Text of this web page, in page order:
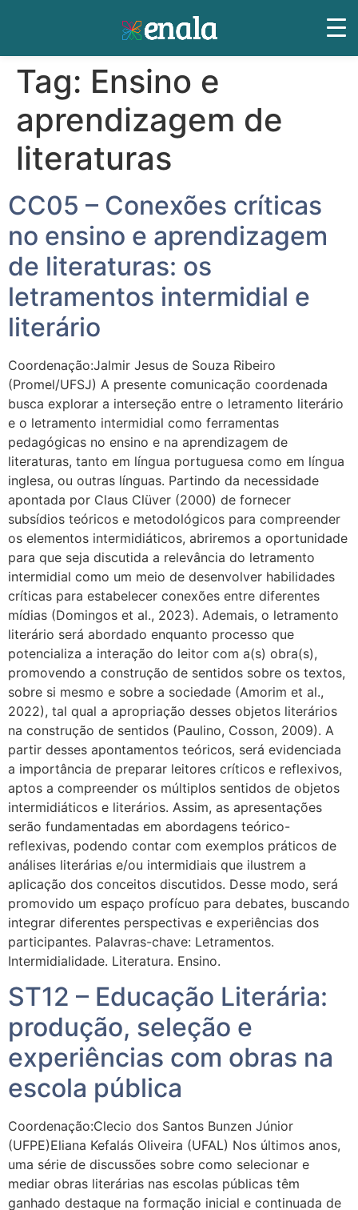
Tag: Ensino e
aprendizagem de
literaturas
CC05 – Conexões críticas
no ensino e aprendizagem
de literaturas: os
letramentos intermidial e
literário
Coordenação:Jalmir Jesus de Souza Ribeiro
(Promel/UFSJ) A presente comunicação coordenada
busca explorar a interseção entre o letramento literário
e o letramento intermidial como ferramentas
pedagógicas no ensino e na aprendizagem de
literaturas, tanto em língua portuguesa como em língua
inglesa, ou outras línguas. Partindo da necessidade
apontada por Claus Clüver (2000) de fornecer
subsídios teóricos e metodológicos para compreender
os elementos intermidiáticos, abriremos a oportunidade
para que seja discutida a relevância do letramento
intermidial como um meio de desenvolver habilidades
críticas para estabelecer conexões entre diferentes
mídias (Domingos et al., 2023). Ademais, o letramento
literário será abordado enquanto processo que
potencializa a interação do leitor com a(s) obra(s),
promovendo a construção de sentidos sobre os textos,
sobre si mesmo e sobre a sociedade (Amorim et al.,
2022), tal qual a apropriação desses objetos literários
na construção de sentidos (Paulino, Cosson, 2009). A
partir desses apontamentos teóricos, será evidenciada
a importância de preparar leitores críticos e reflexivos,
aptos a compreender os múltiplos sentidos de objetos
intermidiáticos e literários. Assim, as apresentações
serão fundamentadas em abordagens teórico-
reflexivas, podendo contar com exemplos práticos de
análises literárias e/ou intermidiais que ilustrem a
aplicação dos conceitos discutidos. Desse modo, será
promovido um espaço profícuo para debates, buscando
integrar diferentes perspectivas e experiências dos
participantes. Palavras-chave: Letramentos.
Intermidialidade. Literatura. Ensino.
ST12 – Educação Literária:
produção, seleção e
experiências com obras na
escola pública
Coordenação:Clecio dos Santos Bunzen Júnior
(UFPE)Eliana Kefalás Oliveira (UFAL) Nos últimos anos,
uma série de discussões sobre como selecionar e
mediar obras literárias nas escolas públicas têm
ganhado destaque na formação inicial e continuada de